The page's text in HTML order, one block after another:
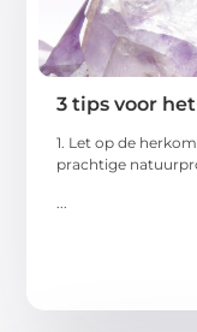
3 tips voor
1. Let op de
prachtige